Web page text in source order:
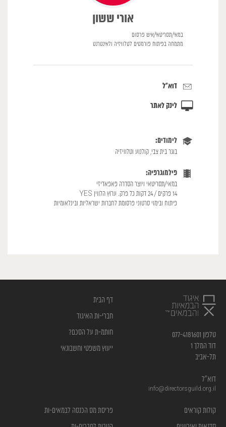
אורי ששון
במאי/תסריטאי/איש פרסום
מתמחה בפיתוח פורמטים לטלוויזיה ולאינטרנט
דוא"ל
לינק לאתר
לימודים:
בוגר בית צבי, קולנוע וטלוויזיה
פילמוגרפיה:
במאי/תסריטאי ויוצר הסדרה פאפאדיזי
14 פרקים / 24 דקות כל פרק. ערוץ הלווין YES
פיתוח ובימוי סרטוני פרסומת לחברות ישראליות ובינלאומיות
טלפון 077-4181601
דוד המלך 1
תל-אביב
דוא”ל
info@directorsguild.org.il
דף הבית
חברי-ות האיגוד
חותמ-ת על הסכם?
ייעוץ משפטי וחשבונאי
קולות קוראים
פריסת מס הכנסה לבמאים-ות